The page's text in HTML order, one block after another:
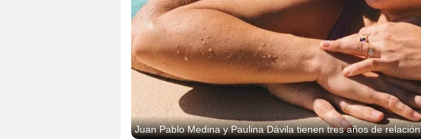
Juan Pablo Medina y Paulina Dávila tienen tres años de relación